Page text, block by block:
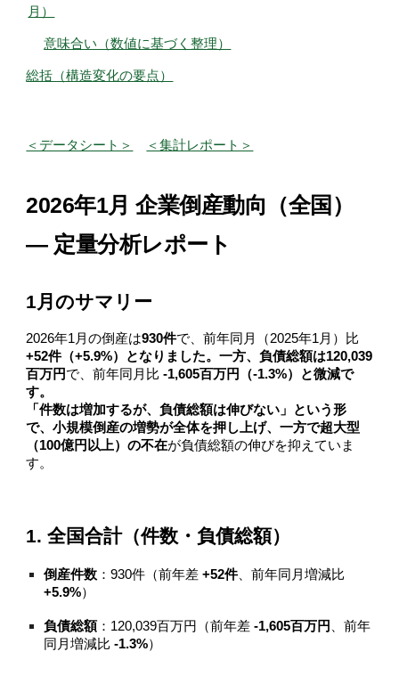
月）
意味合い（数値に基づく整理）
総括（構造変化の要点）
＜データシート＞ ＜集計レポート＞
2026年1月 企業倒産動向（全国）
— 定量分析レポート
1月のサマリー
2026年1月の倒産は930件で、前年同月（2025年1月）比
+52件（+5.9%）となりました。一方、負債総額は120,039
百万円で、前年同月比-1,605百万円（-1.3%）と微減で
す。
「件数は増加するが、負債総額は伸びない」という形
で、小規模倒産の増勢が全体を押し上げ、一方で超大型
（100億円以上）の不在が負債総額の伸びを抑えていま
す。
1. 全国合計（件数・負債総額）
倒産件数 ：930件（前年差+52件 、前年同月増減比
+5.9%）
負債総額 ：120,039百万円（前年差-1,605百万円
、前年
同月増減比-1.3%）